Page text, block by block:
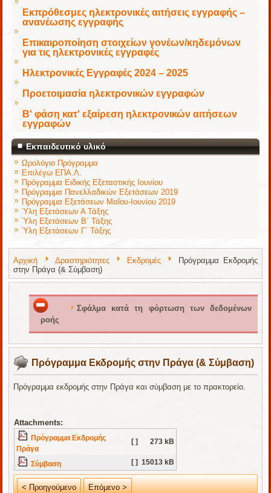
Εκπρόθεσμες ηλεκτρονικές αιτήσεις εγγραφής –
ανανέωσης εγγραφής
Επικαιροποίηση στοιχείων γονέων/κηδεμόνων
για τις ηλεκτρονικές εγγραφές
Ηλεκτρονικές Εγγραφές 2024 – 2025
Προετοιμασία ηλεκτρονικών εγγραφών
Β' φάση κατ' εξαίρεση ηλεκτρονικών αιτήσεων
εγγραφών
Εκπαιδευτικό υλικό
Ωρολόγιο Πρόγραμμα
Επιλέγω ΕΠΑ.Λ.
Πρόγραμμα Ειδικής Εξεταστικής Ιουνίου
Πρόγραμμα Πανελλαδικών Εξετάσεων 2019
Πρόγραμμα Εξετάσεων Μαΐου-Ιουνίου 2019
Ύλη Εξετάσεων Α Τάξης
Ύλη Εξετάσεων Β΄ Τάξης
Ύλη Εξετάσεων Γ΄ Τάξης
Αρχική Δραστηριότητες Εκδρομές
Πρόγραμμα Εκδρομής
στην Πράγα (& Σύμβαση)
Σφάλμα κατά τη φόρτωση των δεδομένων
ροής
Πρόγραμμα Εκδρομής στην Πράγα (& Σύμβαση)
Πρόγραμμα εκδρομής στην Πράγα και σύμβαση με το πρακτορείο.
Attachments:
Πρόγραμμα Εκδρομής
Πράγα
[ ] 273 kB
Σύμβαση [ ] 15013 kB
< Προηγούμενο Επόμενο >